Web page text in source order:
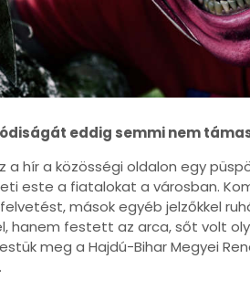
eddig semmi nem
hír a közösségi oldalon egy
este a fiatalokat a városban.
mások egyéb jelzőkkel
hanem festett az arca, sőt volt
meg a Hajdú-Bihar Megyei